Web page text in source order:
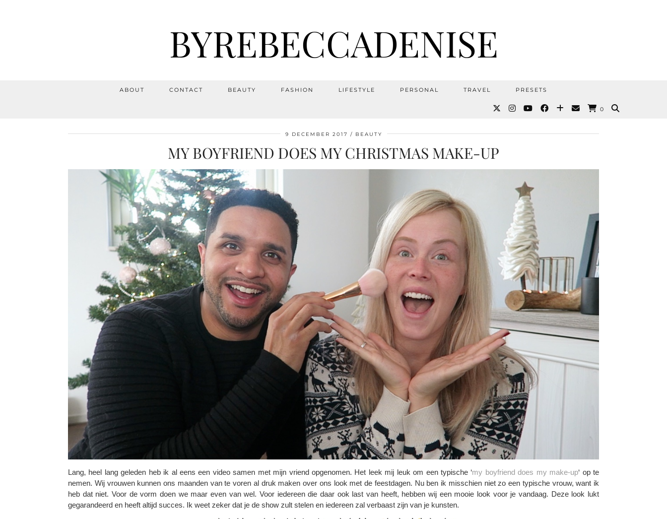
BYREBECCADENISE
ABOUT CONTACT BEAUTY FASHION LIFESTYLE PERSONAL TRAVEL PRESETS
0
9 DECEMBER 2017 BEAUTY
MY BOYFRIEND DOES MY CHRISTMAS MAKE-UP
Lang, heel lang geleden heb ik al eens een video samen met mijn vriend opgenomen. Het leek mij leuk om een typische ‘my boyfriend does my make-up‘ op te
nemen. Wij vrouwen kunnen ons maanden van te voren al druk maken over ons look met de feestdagen. Nu ben ik misschien niet zo een typische vrouw, want ik
heb dat niet. Voor de vorm doen we maar even van wel. Voor iedereen die daar ook last van heeft, hebben wij een mooie look voor je vandaag. Deze look lukt
gegarandeerd en heeft altijd succes. Ik weet zeker dat je de show zult stelen en iedereen zal verbaast zijn van je kunsten.